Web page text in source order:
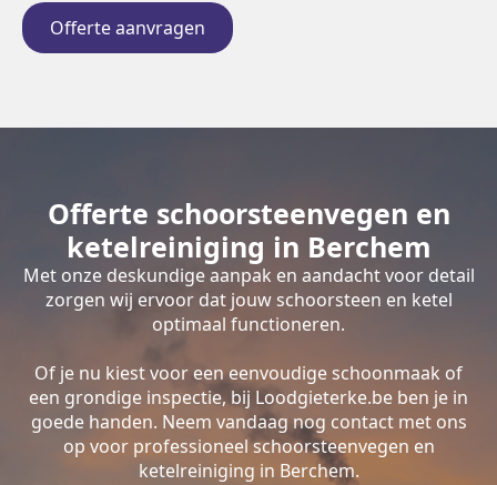
Offerte aanvragen
Offerte schoorsteenvegen en
ketelreiniging in Berchem
Met onze deskundige aanpak en aandacht voor detail
zorgen wij ervoor dat jouw schoorsteen en ketel
optimaal functioneren.
Of je nu kiest voor een eenvoudige schoonmaak of
een grondige inspectie, bij Loodgieterke.be ben je in
goede handen. Neem vandaag nog contact met ons
op voor professioneel schoorsteenvegen en
ketelreiniging in Berchem.